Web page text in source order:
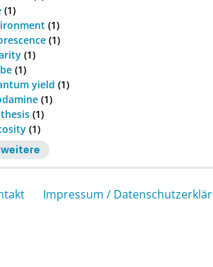
(1)
(1)
(1)
(1)
(1)
yield (1)
(1)
(1)
(1)
weitere
Impressum /